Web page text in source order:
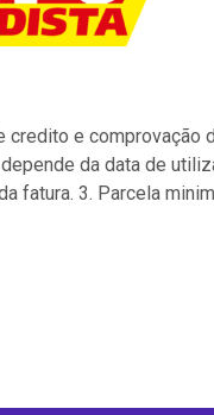
credito e comprovação
da data de
fatura. 3. Parcela